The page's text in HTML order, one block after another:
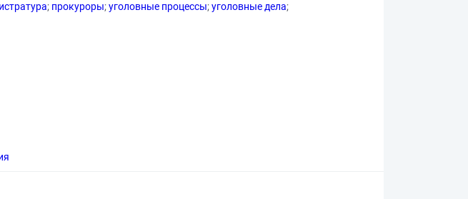
; прокуроры;уголовные процессы;уголовные дела;